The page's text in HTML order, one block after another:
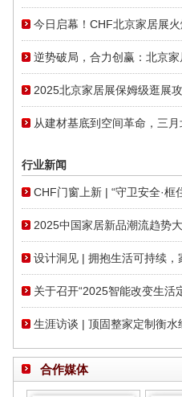
面开放
今日启幕！CHF北京家居展
逆势破局，合力创赢：北京家
2025北京家居展保姆级逛展
南一篇就够！
从建材基底到空间革命，三
行业新闻
CHF门窗上新 | “守卫安全·框
2025中国家居新品潮流趋势
设计洞见 | 拥抱生活可持续，
关于召开“2025智能改变生活
生涯访谈 | 顶固整家定制衡
打造品质
合作媒体